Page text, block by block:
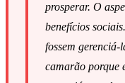
prosperar. O
benefícios
fossem gerenciá-
camarão porque